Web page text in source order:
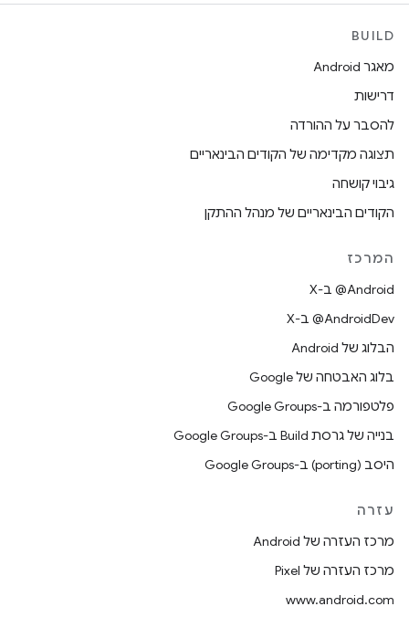
BUILD
מאגר Android
דרישות
להסבר על ההורדה
תצוגה מקדימה של הקודים הבינאריים
גיבוי קושחה
הקודים הבינאריים של מנהל ההתקן
המרכז
‫‎@Android ב-X
‫‎@AndroidDev ב-X
הבלוג של Android
בלוג האבטחה של Google
פלטפורמה ב-Google Groups
בנייה של גרסת Build ב-Google Groups
היסב (porting) ב-Google Groups
עזרה
מרכז העזרה של Android
מרכז העזרה של Pixel
www.android.com